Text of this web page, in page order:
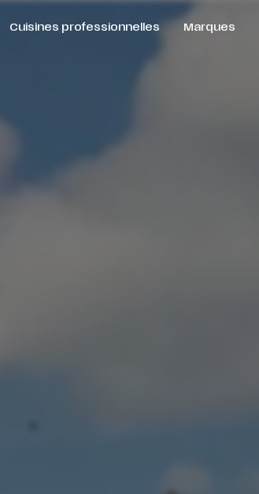
Cuisines professionnelles Marques